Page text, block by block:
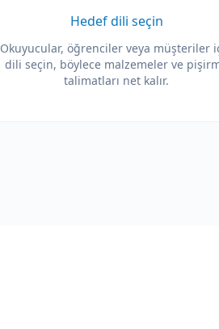
Hedef dili seçin
Okuyucular, öğrenciler veya müşteriler
dili seçin, böylece malzemeler ve
talimatları net kalır.